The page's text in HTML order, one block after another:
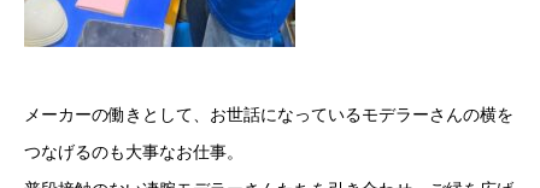
メーカーの働きとして、お世話になっているモデラーさんの横を
つなげるのも大事なお仕事。